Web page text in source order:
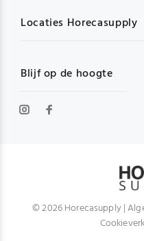
Blijf op de hoogte
Locaties Horecasupply
© 2026 Horecasupply |